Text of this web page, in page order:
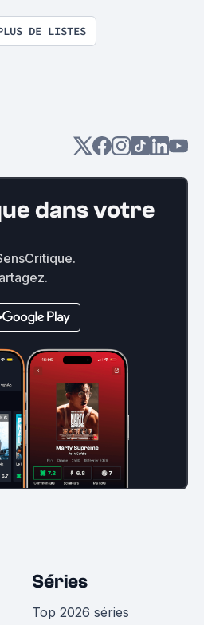
DE LISTES
dans votre
Séries
Top 2026 séries